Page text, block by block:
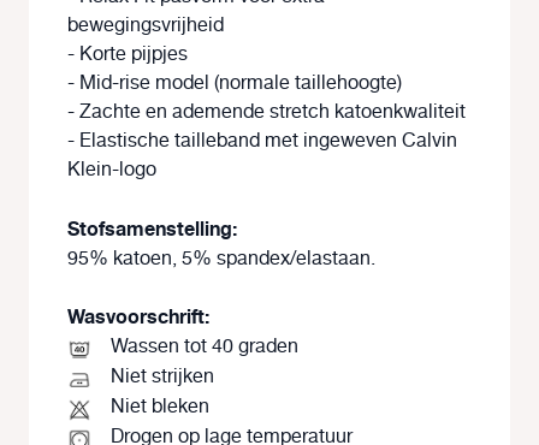
bewegingsvrijheid
- Korte pijpjes
- Mid-rise model (normale taillehoogte)
- Zachte en ademende stretch katoenkwaliteit
- Elastische tailleband met ingeweven Calvin
Klein-logo
Stofsamenstelling:
95% katoen, 5% spandex/elastaan.
Wasvoorschrift:
Wassen tot 40 graden
Niet strijken
Niet bleken
Drogen op lage temperatuur